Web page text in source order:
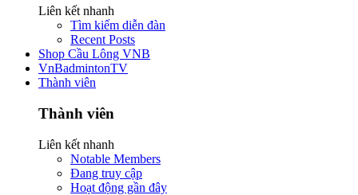
Liên kết nhanh
Tìm kiếm diễn đàn
Recent Posts
Shop Cầu Lông VNB
VnBadmintonTV
Thành viên
Thành viên
Liên kết nhanh
Notable Members
Đang truy cập
Hoạt động gần đây